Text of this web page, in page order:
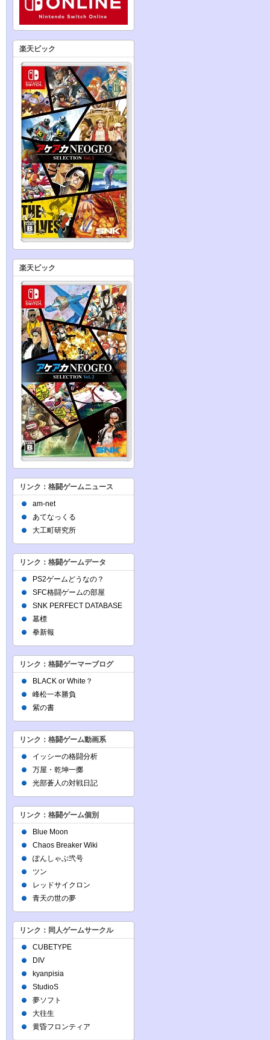
楽天ビック
楽天ビック
リンク：格闘ゲームニュース
am-net
あてなっくる
大工町研究所
リンク：格闘ゲームデータ
PS2ゲームどうなの？
SFC格闘ゲームの部屋
SNK PERFECT DATABASE
墓標
拳新報
リンク：格闘ゲーマーブログ
BLACK or White？
峰松一本勝負
紫の書
リンク：格闘ゲーム動画系
イッシーの格闘分析
万屋・乾坤一擲
光部蒼人の対戦日記
リンク：格闘ゲーム個別
Blue Moon
Chaos Breaker Wiki
ぽんしゃぶ弐号
ツン
レッドサイクロン
青天の世の夢
リンク：同人ゲームサークル
CUBETYPE
DIV
kyanpisia
StudioS
夢ソフト
大往生
黄昏フロンティア